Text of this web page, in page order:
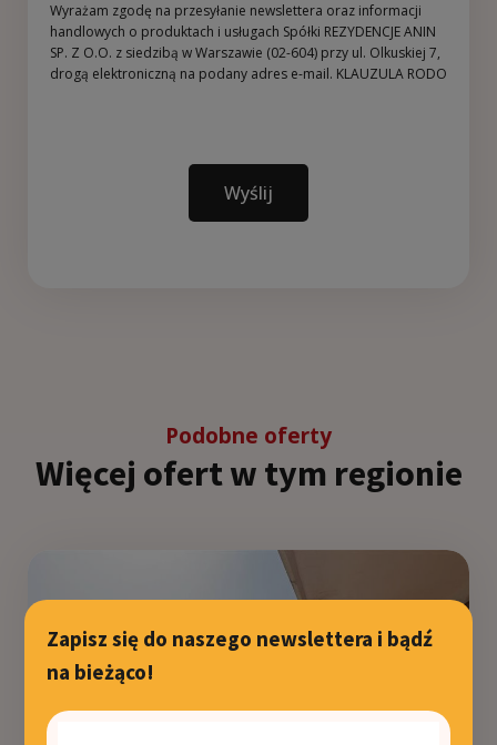
Wyrażam zgodę na przesyłanie newslettera oraz informacji
handlowych o produktach i usługach Spółki REZYDENCJE ANIN
SP. Z O.O. z siedzibą w Warszawie (02-604) przy ul. Olkuskiej 7,
drogą elektroniczną na podany adres e-mail. KLAUZULA RODO
Wyślij
Podobne oferty
Więcej ofert w tym regionie
Zapisz się do naszego newslettera i bądź
na bieżąco!